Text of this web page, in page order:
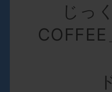
じっ